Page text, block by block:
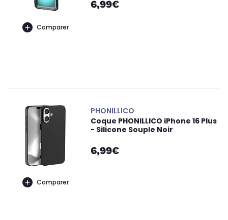
Comparer
6,99€
Comparer
PHONILLICO
Coque PHONILLICO iPhone 16 Plus
- Silicone Souple Noir
6,99€